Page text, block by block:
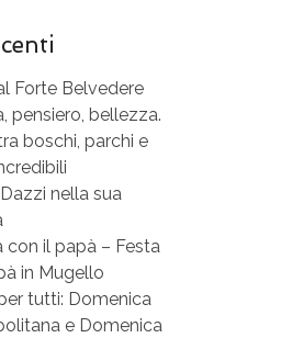
Forte Belvedere
pensiero, bellezza.
boschi, parchi e
nella sua
con il papà – Festa
in Mugello
tutti: Domenica
e Domenica